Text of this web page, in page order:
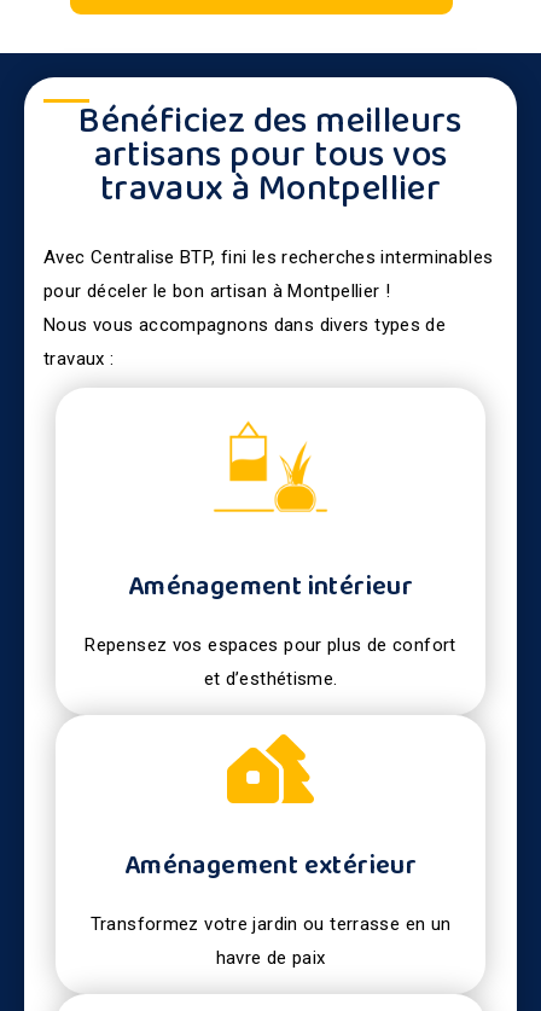
Bénéficiez des meilleurs
artisans pour tous vos
travaux à Montpellier
Avec Centralise BTP, fini les recherches interminables
pour déceler le bon artisan à Montpellier !
Nous vous accompagnons dans divers types de
travaux :
Aménagement intérieur
Repensez vos espaces pour plus de confort
et d’esthétisme.
Aménagement extérieur
Transformez votre jardin ou terrasse en un
havre de paix